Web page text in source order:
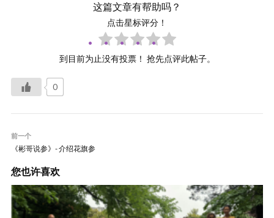
这篇文章有帮助吗？
点击星标评分！
到目前为止没有投票！ 抢先点评此帖子。
0
前一个
《彬哥说参》- 介绍花旗参
您也许喜欢